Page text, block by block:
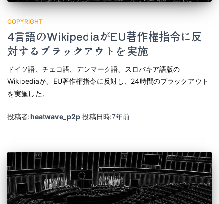
COPYRIGHT
4言語のWikipediaがEU著作権指令に反
対するブラックアウトを実施
ドイツ語、チェコ語、デンマーク語、スロバキア語版の
Wikipediaが、EU著作権指令に反対し、24時間のブラックアウト
を実施した。
投稿者:heatwave_p2p 投稿日時:7年前